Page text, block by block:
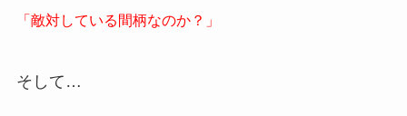
「敵対している間柄なのか？」
そして…